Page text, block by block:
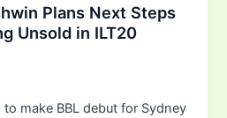
Plans Next Steps
Unsold in ILT20
make BBL debut for Sydney